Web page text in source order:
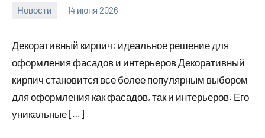
Новости 14 июня 2026
Декоративный кирпич: идеальное решение для
оформления фасадов и интерьеров Декоративный
кирпич становится все более популярным выбором
для оформления как фасадов, так и интерьеров. Его
уникальные […]